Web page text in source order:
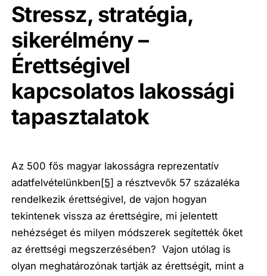
Stressz, stratégia,
sikerélmény –
Érettségivel
kapcsolatos lakossági
tapasztalatok
Az 500 fős magyar lakosságra reprezentatív
adatfelvételünkben [5] a résztvevők 57 százaléka
rendelkezik érettségivel, de vajon hogyan
tekintenek vissza az érettségire, mi jelentett
nehézséget és milyen módszerek segítették őket
az érettségi megszerzésében? Vajon utólag is
olyan meghatározónak tartják az érettségit, mint a